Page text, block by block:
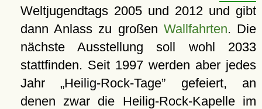
Weltjugendtags 2005 und 2012 und gibt
dann Anlass zu großen Wallfahrten. Die
nächste Ausstellung soll wohl 2033
stattfinden. Seit 1997 werden aber jedes
Jahr Heilig-Rock-Tage
gefeiert, an
denen zwar die Heilig-Rock-Kapelle im